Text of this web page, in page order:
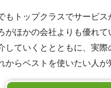
もトップクラスでサービ
がほかの会社よりも優れ
していくととともに、実
からベストを使いたい人